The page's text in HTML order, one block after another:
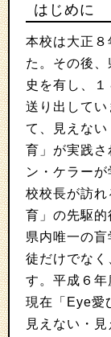
はじめに
本校は大正
た。その後
史を有し、
送り出して
て、見えな
育」が実践
ン・ケラー
校校長が訪
育」の先駆的
県内唯一の
徒だけでなく
す。平成６年
現在「Eye愛
見えない・